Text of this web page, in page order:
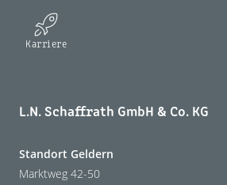
Karriere
L.N. Schaffrath GmbH & Co. KG
Standort Geldern
Marktweg 42-50